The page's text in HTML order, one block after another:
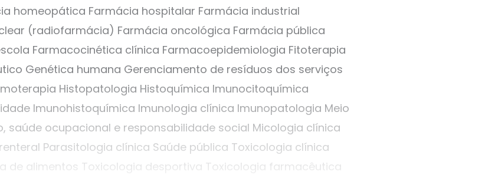
homeopática Farmácia hospitalar Farmácia industrial
(radiofarmácia) Farmácia oncológica Farmácia pública
Farmacocinética clínica Farmacoepidemiologia Fitoterapia
Genética humana Gerenciamento de resíduos dos serviços
Histopatologia Histoquímica Imunocitoquímica
Imunohistoquímica Imunologia clínica Imunopatologia Meio
saúde ocupacional e responsabilidade social Micologia clínica
Parasitologia clínica Saúde pública Toxicologia clínica
de alimentos Toxicologia desportiva Toxicologia farmacêutica